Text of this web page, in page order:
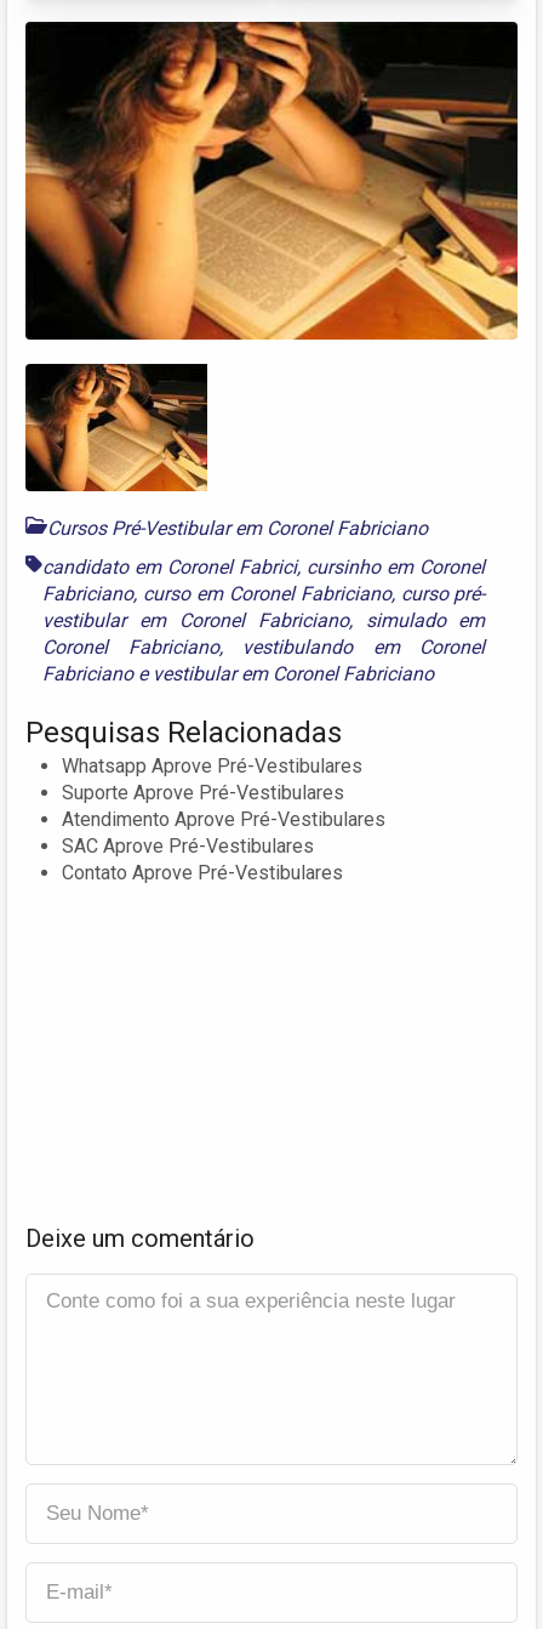
Cursos Pré-Vestibular em Coronel Fabriciano
candidato em Coronel Fabrici, cursinho em Coronel
Fabriciano, curso em Coronel Fabriciano, curso pré-
vestibular em Coronel Fabriciano, simulado em
Coronel Fabriciano, vestibulando em Coronel
Fabricianoe vestibular em Coronel Fabriciano
Pesquisas Relacionadas
Whatsapp Aprove Pré-Vestibulares
Suporte Aprove Pré-Vestibulares
Atendimento Aprove Pré-Vestibulares
SAC Aprove Pré-Vestibulares
Contato Aprove Pré-Vestibulares
Deixe um comentário